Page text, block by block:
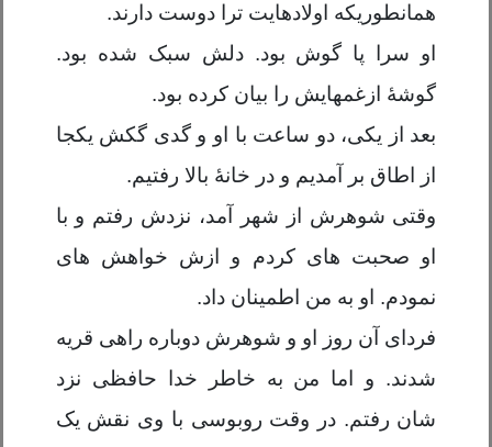
همانطوریکه اولادهایت ترا دوست دارند.
او سرا پا گوش بود. دلش سبک شده بود.
گوشۀ ازغمهایش را بیان کرده بود.
بعد از یکی، دو ساعت با او و گدی گکش یکجا
از اطاق بر آمدیم و در خانۀ بالا رفتیم.
وقتی شوهرش از شهر آمد، نزدش رفتم و با
او صحبت های کردم و ازش خواهش های
نمودم. او به من اطمینان داد.
فردای آن روز او و شوهرش دوباره راهی قریه
شدند. و اما من به خاطر خدا حافظی نزد
شان رفتم. در وقت روبوسی با وی نقش یک